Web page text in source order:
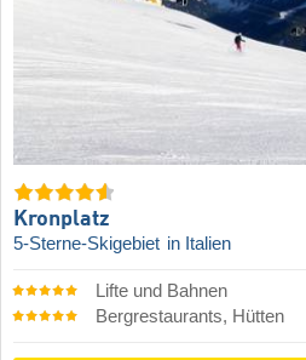
Kronplatz
5-Sterne-Skigebiet in Italien
Lifte und Bahnen
Bergrestaurants, Hütten